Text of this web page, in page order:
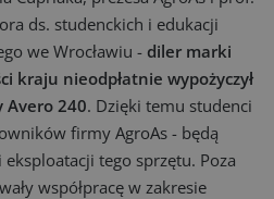
ds. studenckich i edukacji
we Wrocławiu - diler marki
kraju nieodpłatnie wypożyczył
Avero 240. Dzięki temu studenci
firmy AgroAs - będą
tego sprzętu. Poza
współpracę w zakresie